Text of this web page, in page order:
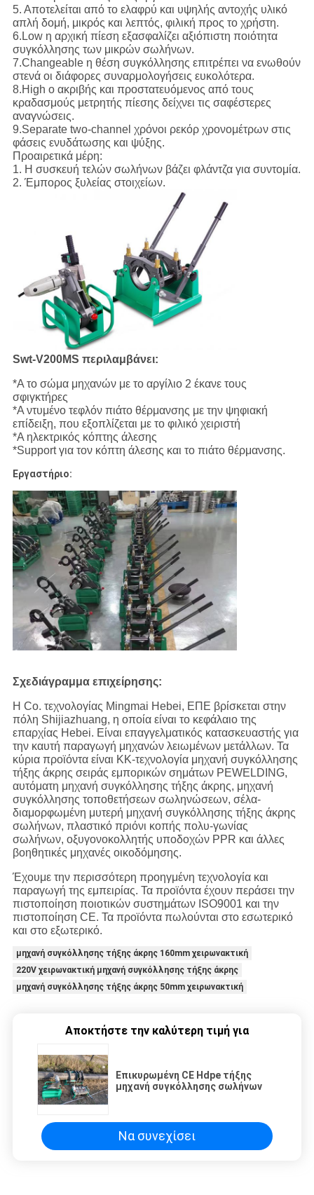
5. Αποτελείται από το ελαφρύ και υψηλής αντοχής υλικό
απλή δομή, μικρός και λεπτός, φιλική προς το χρήστη.
6.Low η αρχική πίεση εξασφαλίζει αξιόπιστη ποιότητα
συγκόλλησης των μικρών σωλήνων.
7.Changeable η θέση συγκόλλησης επιτρέπει να ενωθούν
στενά οι διάφορες συναρμολογήσεις ευκολότερα.
8.High ο ακριβής και προστατευόμενος από τους
κραδασμούς μετρητής πίεσης δείχνει τις σαφέστερες
αναγνώσεις.
9.Separate two-channel χρόνοι ρεκόρ χρονομέτρων στις
φάσεις ενυδάτωσης και ψύξης.
Προαιρετικά μέρη:
1. Η συσκευή τελών σωλήνων βάζει φλάντζα για συντομία.
2. Έμπορος ξυλείας στοιχείων.
Swt-V200MS περιλαμβάνει:
*A το σώμα μηχανών με το αργίλιο 2 έκανε τους
σφιγκτήρες
*A ντυμένο τεφλόν πιάτο θέρμανσης με την ψηφιακή
επίδειξη, που εξοπλίζεται με το φιλικό χειριστή
*A ηλεκτρικός κόπτης άλεσης
*Support για τον κόπτη άλεσης και το πιάτο θέρμανσης.
Εργαστήριο:
Σχεδιάγραμμα επιχείρησης:
Η Co. τεχνολογίας Mingmai Hebei, ΕΠΕ βρίσκεται στην
πόλη Shijiazhuang, η οποία είναι το κεφάλαιο της
επαρχίας Hebei. Είναι επαγγελματικός κατασκευαστής για
την καυτή παραγωγή μηχανών λειωμένων μετάλλων. Τα
κύρια προϊόντα είναι ΚΚ-τεχνολογία μηχανή συγκόλλησης
τήξης άκρης σειράς εμπορικών σημάτων PEWELDING,
αυτόματη μηχανή συγκόλλησης τήξης άκρης, μηχανή
συγκόλλησης τοποθετήσεων σωληνώσεων, σέλα-
διαμορφωμένη μυτερή μηχανή συγκόλλησης τήξης άκρης
σωλήνων, πλαστικό πριόνι κοπής πολυ-γωνίας
σωλήνων, οξυγονοκολλητής υποδοχών PPR και άλλες
βοηθητικές μηχανές οικοδόμησης.
Έχουμε την περισσότερη προηγμένη τεχνολογία και
παραγωγή της εμπειρίας. Τα προϊόντα έχουν περάσει την
πιστοποίηση ποιοτικών συστημάτων ISO9001 και την
πιστοποίηση CE. Τα προϊόντα πωλούνται στο εσωτερικό
και στο εξωτερικό.
μηχανή συγκόλλησης τήξης άκρης 160mm χειρωνακτική
220V χειρωνακτική μηχανή συγκόλλησης τήξης άκρης
μηχανή συγκόλλησης τήξης άκρης 50mm χειρωνακτική
Αποκτήστε την καλύτερη τιμή για
Επικυρωμένη CE Hdpe τήξης
μηχανή συγκόλλησης σωλήνων
Να συνεχίσει